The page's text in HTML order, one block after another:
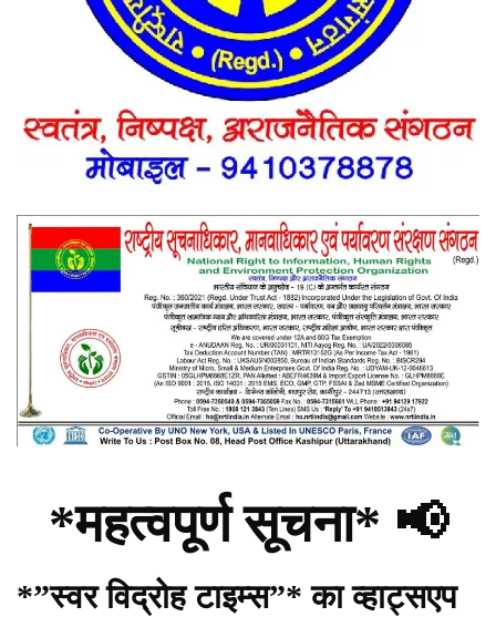
*महत्वपूर्ण सूचना* 📢
*”स्वर विद्रोह टाइम्स”* का व्हाट्सएप